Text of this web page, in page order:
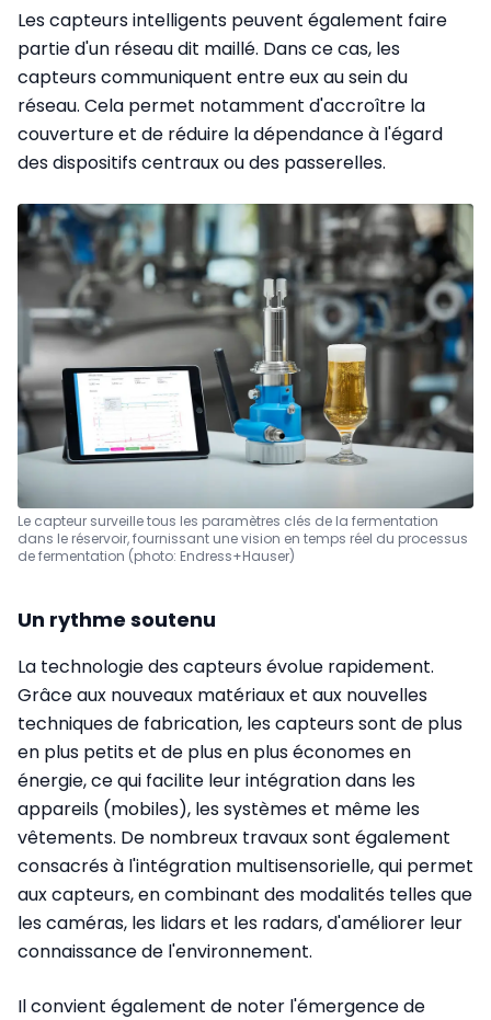
Les capteurs intelligents peuvent également faire
partie d'un réseau dit maillé. Dans ce cas, les
capteurs communiquent entre eux au sein du
réseau. Cela permet notamment d'accroître la
couverture et de réduire la dépendance à l'égard
des dispositifs centraux ou des passerelles.
Le capteur surveille tous les paramètres clés de la fermentation
dans le réservoir, fournissant une vision en temps réel du processus
de fermentation (photo: Endress+Hauser)
Un rythme soutenu
La technologie des capteurs évolue rapidement.
Grâce aux nouveaux matériaux et aux nouvelles
techniques de fabrication, les capteurs sont de plus
en plus petits et de plus en plus économes en
énergie, ce qui facilite leur intégration dans les
appareils (mobiles), les systèmes et même les
vêtements. De nombreux travaux sont également
consacrés à l'intégration multisensorielle, qui permet
aux capteurs, en combinant des modalités telles que
les caméras, les lidars et les radars, d'améliorer leur
connaissance de l'environnement.
Il convient également de noter l'émergence de